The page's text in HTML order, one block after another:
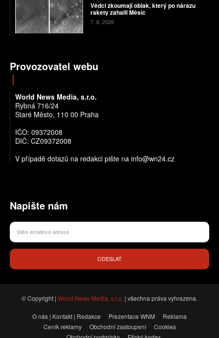
Vědci zkoumají oblak, který po nárazu
rakety zahalil Měsíc
7. 8. 2026
Provozovatel webu
World News Media, s.r.o.
Rybná 716/24
Staré Město, 110 00 Praha
IČO: 09372008
DIČ: CZ09372008
V případě dotazů na redakci pište na info@wn24.cz
Napište nám
ODESLAT
© Copyright | World News Media, s.r.o. | všechna práva vyhrazena.
O nás | Kontakt | Redakce Prezentace WNM
Reklama
Ceník reklamy
Obchodní zastoupení
Cookies